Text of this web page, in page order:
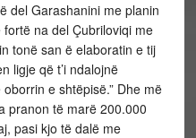
del Garashanini me planin
na del Çubriloviqi me
tonë san ë elaboratin e tij
ligje që t’i ndalojnë
e shtëpisë.” Dhe më
pranon të marë 200.000
pasi kjo të dalë me